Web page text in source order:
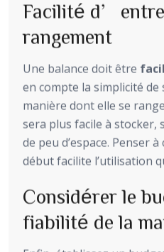
Facilité
rangement
Une balance doit être
en compte la simplicité
manière dont elle se
sera plus facile à stocker,
de peu d’espace. Penser
début facilite l’utilisation
Considérer le
fiabilité de la